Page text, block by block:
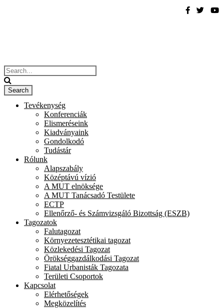
Tevékenység
Konferenciák
Elismeréseink
Kiadványaink
Gondolkodó
Tudástár
Rólunk
Alapszabály
Középtávú vízió
A MUT elnöksége
A MUT Tanácsadó Testülete
ECTP
Ellenőrző- és Számvizsgáló Bizottság (ESZB)
Tagozatok
Falutagozat
Környezetesztétikai tagozat
Közlekedési Tagozat
Örökséggazdálkodási Tagozat
Fiatal Urbanisták Tagozata
Területi Csoportok
Kapcsolat
Elérhetőségek
Megközelítés